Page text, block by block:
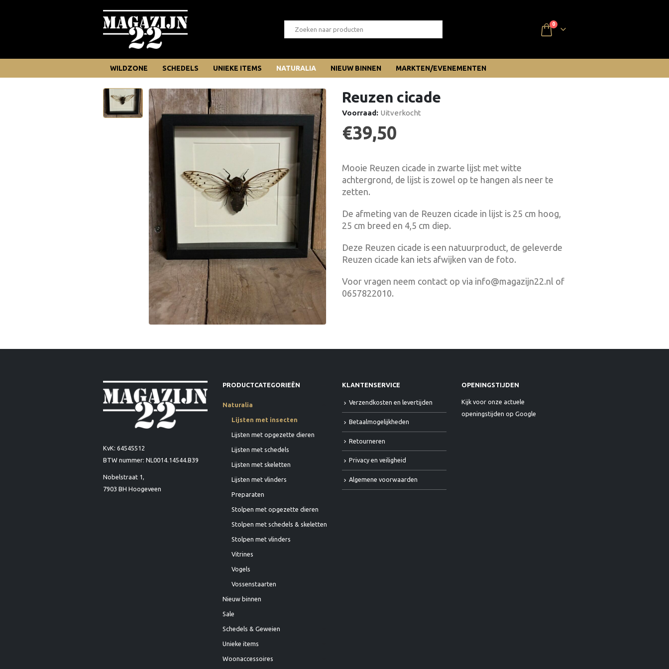
0
WILDZONE SCHEDELS UNIEKE ITEMS NATURALIA NIEUW BINNEN MARKTEN/EVENEMENTEN
Reuzen cicade
Voorraad: Uitverkocht
€39,50
Mooie Reuzen cicade in zwarte lijst met witte
achtergrond, de lijst is zowel op te hangen als neer te
zetten.
De afmeting van de Reuzen cicade in lijst is 25 cm hoog,
25 cm breed en 4,5 cm diep.
Deze Reuzen cicade is een natuurproduct, de geleverde
Reuzen cicade kan iets afwijken van de foto.
Voor vragen neem contact op via info@magazijn22.nl of
0657822010.
KvK: 64545512
BTW nummer: NL0014.14544.B39
Nobelstraat 1,
7903 BH Hoogeveen
PRODUCTCATEGORIEËN
Naturalia
Lijsten met insecten
Lijsten met opgezette dieren
Lijsten met schedels
Lijsten met skeletten
Lijsten met vlinders
Preparaten
Stolpen met opgezette dieren
Stolpen met schedels & skeletten
Stolpen met vlinders
Vitrines
Vogels
Vossenstaarten
Nieuw binnen
Sale
Schedels & Geweien
Unieke items
Woonaccessoires
KLANTENSERVICE
Verzendkosten en levertijden
Betaalmogelijkheden
Retourneren
Privacy en veiligheid
Algemene voorwaarden
OPENINGSTIJDEN
Kijk voor onze actuele
openingstijden op Google